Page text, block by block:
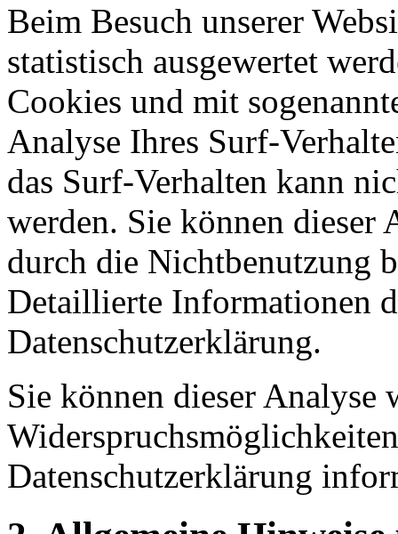
Beim Besuch unserer
statistisch ausgewertet
Cookies und mit
Analyse Ihres Surf-
das Surf-Verhalten kann
werden. Sie können dieser
durch die Nichtbenutzung
Detaillierte Informationen
Datenschutzerklärung.
Sie können dieser Analyse
Datenschutzerklärung